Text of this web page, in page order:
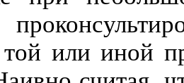
или иной